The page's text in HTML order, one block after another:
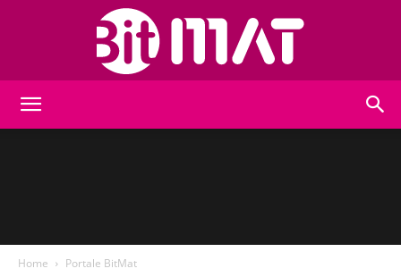
Home Portale BitMat